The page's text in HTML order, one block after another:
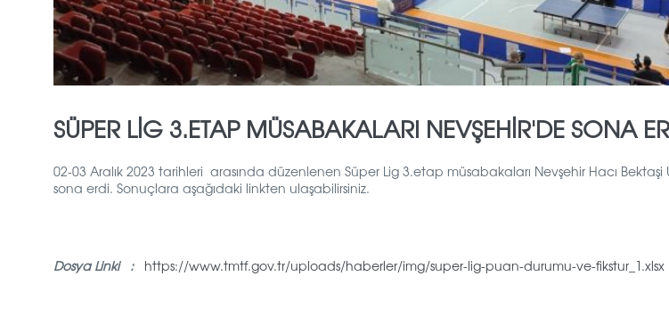
SÜPER LİG 3.ETAP MÜSABAKALARI NEVŞEHİR'DE SONA
02-03 Aralık 2023 tarihleri arasında düzenlenen Süper Lig 3.etap müsabakaları Nevşehir Hacı Bektaşi
sona erdi. Sonuçlara aşağıdaki linkten ulaşabilirsiniz.
Dosya Linki : https://www.tmtf.gov.tr/uploads/haberler/img/super-lig-puan-durumu-ve-fikstur_1.xlsx